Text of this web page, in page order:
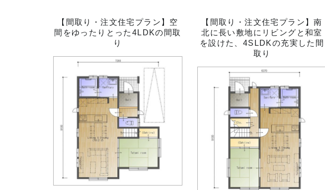
【間取り・注文住宅プラン】空
間をゆったりとった4LDKの間取
り
【間取り・注文住宅プラン】南
北に長い敷地にリビングと和室
を設けた、4SLDKの充実した間
取り